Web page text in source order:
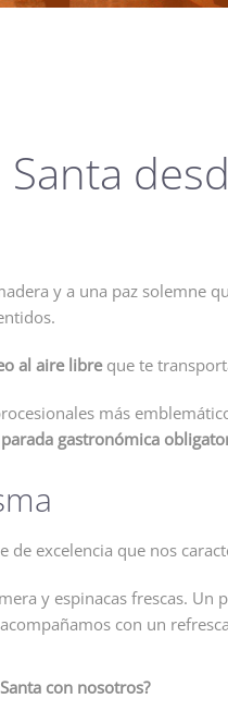
y a una paz solemne
al aire libreque te
más
parada gastronómica
excelencia que nos
y espinacas frescas.
con un
con nosotros?